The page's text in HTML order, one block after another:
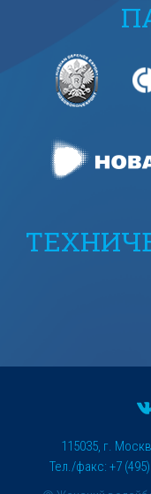
115035, г.
Тел./факс: +7